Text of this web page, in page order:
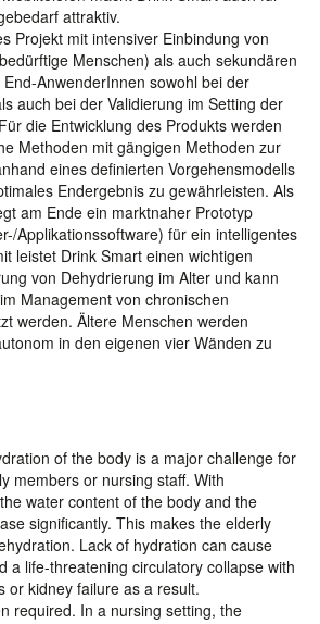
attraktiv.
Projekt mit intensiver Einbindung von
Menschen) als auch sekundären
AnwenderInnen sowohl bei der
auch bei der Validierung im Setting der
die Entwicklung des Produkts werden
Methoden mit gängigen Methoden zur
eines definierten Vorgehensmodells
Endergebnis zu gewährleisten. Als
am Ende ein marktnaher Prototyp
Applikationssoftware) für ein intelligentes
leistet Drink Smart einen wichtigen
von Dehydrierung im Alter und kann
Management von chronischen
werden. Ältere Menschen werden
in den eigenen vier Wänden zu
of the body is a major challenge for
members or nursing staff. With
water content of the body and the
significantly. This makes the elderly
Lack of hydration can cause
a life-threatening circulatory collapse with
or kidney failure as a result.
required. In a nursing setting, the